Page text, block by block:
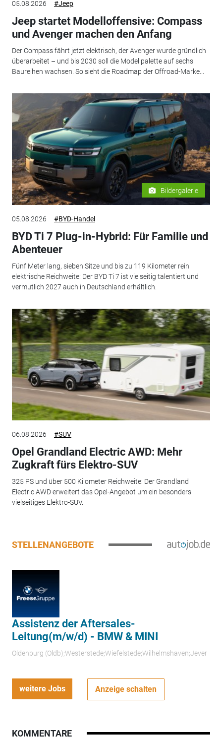
05.08.2026 #Jeep
Jeep startet Modelloffensive: Compass
und Avenger machen den Anfang
Der Compass fährt jetzt elektrisch, der Avenger wurde gründlich
überarbeitet – und bis 2030 soll die Modellpalette auf sechs
Baureihen wachsen. So sieht die Roadmap der Offroad-Marke...
Bildergalerie
05.08.2026 #BYD-Handel
BYD Ti 7 Plug-in-Hybrid: Für Familie und
Abenteuer
Fünf Meter lang, sieben Sitze und bis zu 119 Kilometer rein
elektrische Reichweite: Der BYD Ti 7 ist vielseitig talentiert und
vermutlich 2027 auch in Deutschland erhältlich.
06.08.2026 #SUV
Opel Grandland Electric AWD: Mehr
Zugkraft fürs Elektro-SUV
325 PS und über 500 Kilometer Reichweite: Der Grandland
Electric AWD erweitert das Opel-Angebot um ein besonders
vielseitiges Elektro-SUV.
STELLENANGEBOTE
Assistenz der Aftersales-
Leitung(m/w/d) - BMW & MINI
Oldenburg (Oldb);Westerstede;Wiefelstede;Wilhelmshaven;Jever
weitere Jobs Anzeige schalten
KOMMENTARE